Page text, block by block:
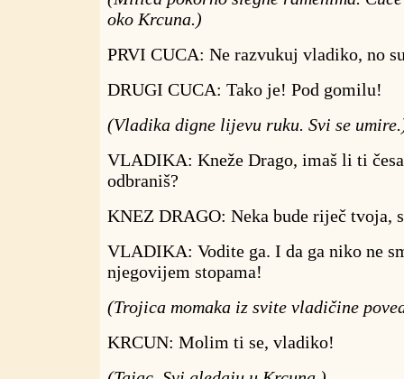
oko Krcuna.)
PRVI CUCA: Ne razvukuj vladiko, no
DRUGI CUCA: Tako je! Pod gomilu!
(Vladika digne lijevu ruku. Svi se
VLADIKA: Kneže Drago, imaš li ti
odbraniš?
KNEZ DRAGO: Neka bude riječ tvoja,
VLADIKA: Vodite ga. I da ga niko ne
njegovijem stopama!
(Trojica momaka iz svite vladičine
KRCUN: Molim ti se, vladiko!